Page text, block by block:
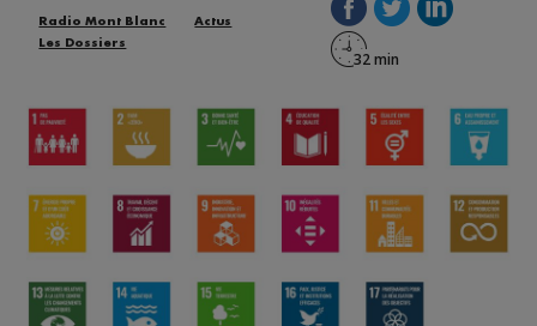
Radio Mont Blanc
Actus
Les Dossiers